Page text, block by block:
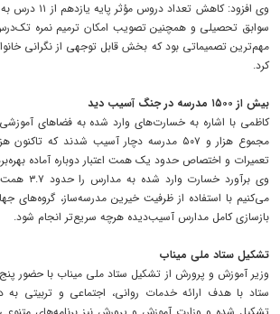
سوابق تحصیلی و همچنین تصویب امکان ترمیم نمره
مهم‌ترین تصمیماتی بود که بخش قابل توجهی از نگرانی
کرد.
بیش از ۱۵۰۰ مدرسه در جنگ آسیب دید
کاظمی با اشاره به خسارت‌های وارد شده به فضاهای
تعمیرات و اختصاص حدود یک همت اعتبار دوباره آماده
وی برآورد
می‌کنیم با استفاده از ظرفیت خیرین مدرسه‌ساز، گروه‌های
بازسازی کامل مدارس آسیب‌دیده هرچه سریع‌تر انجام شود.
تشکیل ستاد ملی میناب
وزیر آموزش و پرورش از تشکیل ستاد ملی میناب با حضور
ستاد با هدف ارائه خدمات روانی، اجتماعی و تربیتی